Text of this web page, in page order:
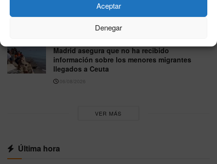
Aceptar
Denegar
controles de pasaporte y colas de hasta 90
minutos
Madrid asegura que no ha recibido
información sobre los menores migrantes
llegados a Ceuta
06/08/2026
VER MÁS
Última hora